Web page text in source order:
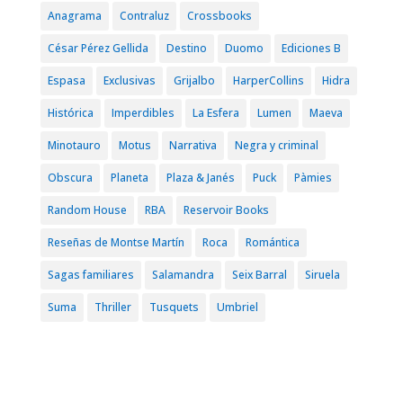
Anagrama Contraluz Crossbooks
César Pérez Gellida Destino Duomo Ediciones B
Espasa Exclusivas Grijalbo HarperCollins Hidra
Histórica Imperdibles La Esfera Lumen Maeva
Minotauro Motus Narrativa Negra y criminal
Obscura Planeta Plaza & Janés Puck Pàmies
Random House RBA Reservoir Books
Reseñas de Montse Martín Roca Romántica
Sagas familiares Salamandra Seix Barral Siruela
Suma Thriller Tusquets Umbriel